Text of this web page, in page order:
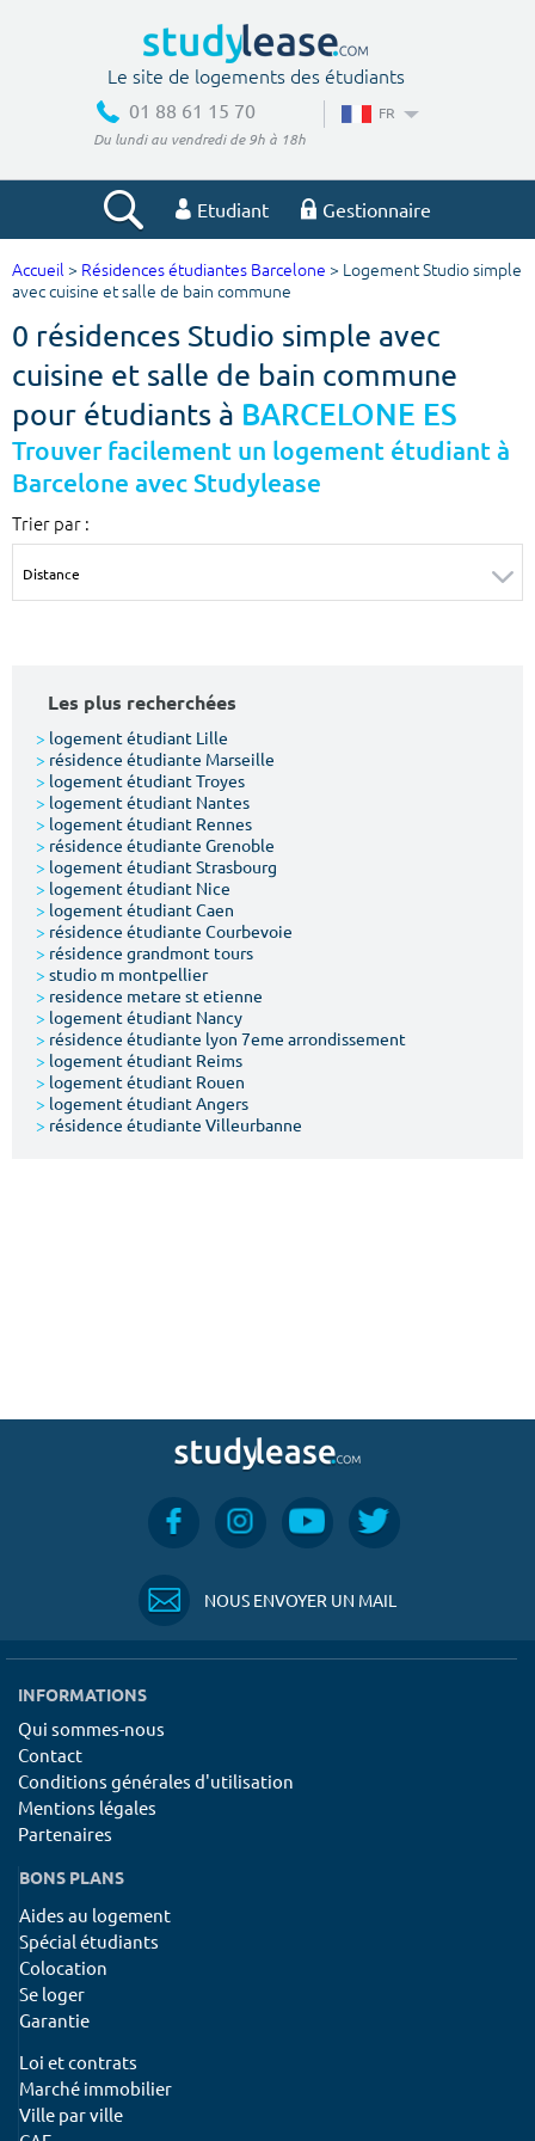
Le site de logements des étudiants
01 88 61 15 70
Du lundi au vendredi de 9h à 18h
FR
Etudiant Gestionnaire
Votre recherche
Ville, école
Budget min
€
Budget max
m² m²
Votre date d'entrée
Chercher
Accueil > Résidences étudiantes Barcelone > Logement Studio simple
avec cuisine et salle de bain commune
0 résidences Studio simple avec
cuisine et salle de bain commune
pour étudiants à BARCELONE ES
Trouver facilement un logement étudiant à
Barcelone avec Studylease
Trier par :
Les plus recherchées
> logement étudiant Lille
> résidence étudiante Marseille
> logement étudiant Troyes
> logement étudiant Nantes
> logement étudiant Rennes
> résidence étudiante Grenoble
> logement étudiant Strasbourg
> logement étudiant Nice
> logement étudiant Caen
> résidence étudiante Courbevoie
> résidence grandmont tours
> studio m montpellier
> residence metare st etienne
> logement étudiant Nancy
> résidence étudiante lyon 7eme arrondissement
> logement étudiant Reims
> logement étudiant Rouen
> logement étudiant Angers
> résidence étudiante Villeurbanne
NOUS ENVOYER UN MAIL
INFORMATIONS
Qui sommes-nous
Contact
Conditions générales d'utilisation
Mentions légales
Partenaires
BONS PLANS
Aides au logement
Spécial étudiants
Colocation
Se loger
Garantie
Loi et contrats
Marché immobilier
Ville par ville